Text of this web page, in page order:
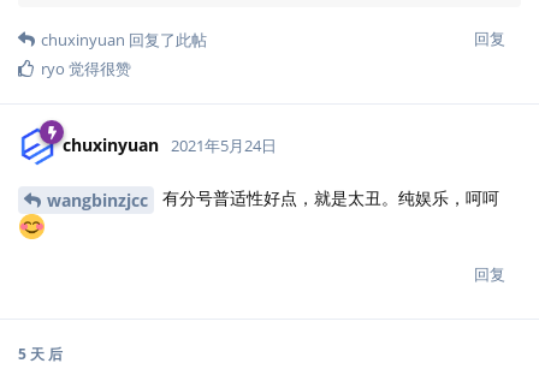
回复
chuxinyuan 回复了此帖
ryo 觉得很赞
chuxinyuan 2021年5月24日
wangbinzjcc 有分号普适性好点，就是太丑。纯娱乐，呵呵
回复
5 天 后